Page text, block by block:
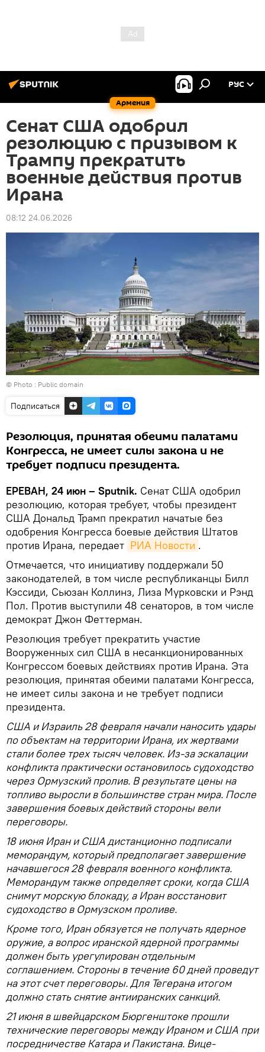
Армения
РУС
Сенат США одобрил
резолюцию с призывом к
Трампу прекратить
военные действия против
Ирана
08:12 24.06.2026
© Photo : Public domain
Подписаться
Резолюция, принятая обеими палатами
Конгресса, не имеет силы закона и не
требует подписи президента.
ЕРЕВАН, 24 июн – Sputnik. Сенат США одобрил
резолюцию, которая требует, чтобы президент
США Дональд Трамп прекратил начатые без
одобрения Конгресса боевые действия Штатов
против Ирана, передает РИА Новости .
Отмечается, что инициативу поддержали 50
законодателей, в том числе республиканцы Билл
Кэссиди, Сьюзан Коллинз, Лиза Мурковски и Рэнд
Пол. Против выступили 48 сенаторов, в том числе
демократ Джон Феттерман.
Резолюция требует прекратить участие
Вооруженных сил США в несанкционированных
Конгрессом боевых действиях против Ирана. Эта
резолюция, принятая обеими палатами Конгресса,
не имеет силы закона и не требует подписи
президента.
США и Израиль 28 февраля начали наносить удары
по объектам на территории Ирана, их жертвами
стали более трех тысяч человек. Из-за эскалации
конфликта практически остановилось судоходство
через Ормузский пролив. В результате цены на
топливо выросли в большинстве стран мира. После
завершения боевых действий стороны вели
переговоры.
18 июня Иран и США дистанционно подписали
меморандум, который предполагает завершение
начавшегося 28 февраля военного конфликта.
Меморандум также определяет сроки, когда США
снимут морскую блокаду, а Иран восстановит
судоходство в Ормузском проливе.
Кроме того, Иран обязуется не получать ядерное
оружие, а вопрос иранской ядерной программы
должен быть урегулирован отдельным
соглашением. Стороны в течение 60 дней проведут
на этот счет переговоры. Для Тегерана итогом
должно стать снятие антииранских санкций.
21 июня в швейцарском Бюргенштоке прошли
технические переговоры между Ираном и США при
посредничестве Катара и Пакистана. Вице-